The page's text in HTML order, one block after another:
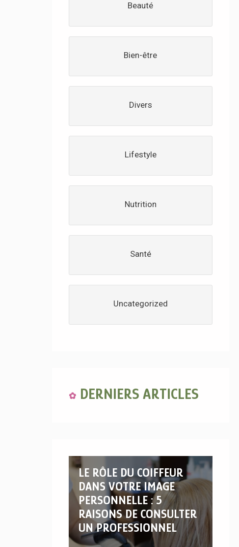
Beauté
Bien-être
Divers
Lifestyle
Nutrition
Santé
Uncategorized
DERNIERS ARTICLES
LE RÔLE DU COIFFEUR
DANS VOTRE IMAGE
PERSONNELLE : 5
RAISONS DE CONSULTER
UN PROFESSIONNEL